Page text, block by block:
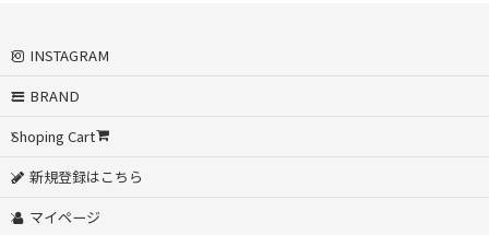
INSTAGRAM
BRAND
Shoping Cart
新規登録はこちら
マイページ